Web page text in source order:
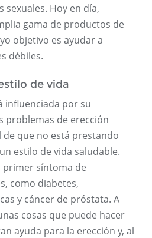
sexuales. Hoy en día,
gama de productos de
objetivo es ayudar a
débiles.
de vida
influenciada por su
problemas de erección
de que no está prestando
estilo de vida saludable.
primer síntoma de
como diabetes,
y cáncer de próstata. A
cosas que puede hacer
ayuda para la erección y, al